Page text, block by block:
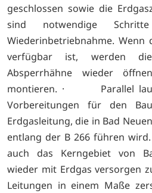
geschlossen sowie die
sind notwendige
Wiederinbetriebnahme.
verfügbar ist, werden
Absperrhähne wieder
montieren. · Parallel
Vorbereitungen für den
Erdgasleitung, die in Bad
entlang der B 266 führen
auch das Kerngebiet von
wieder mit Erdgas versorgen
Leitungen in einem Maße